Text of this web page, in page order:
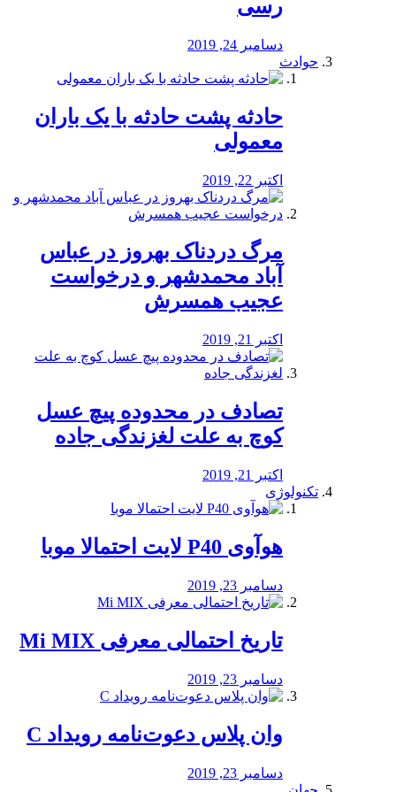
رسی
دسامبر 24, 2019
حوادث
️حادثه پشت حادثه با یک باران
معمولی
اکتبر 22, 2019
مرگ دردناک بهروز در عباس
آباد محمدشهر و درخواست
عجیب همسرش
اکتبر 21, 2019
تصادف در محدوده پیچ عسل
کوچ به علت لغزندگی جاده
اکتبر 21, 2019
تکنولوژی
هوآوی P40 لایت احتمالا موبا
دسامبر 23, 2019
تاریخ احتمالی معرفی Mi MIX
دسامبر 23, 2019
وان پلاس دعوت‌نامه رویداد C
دسامبر 23, 2019